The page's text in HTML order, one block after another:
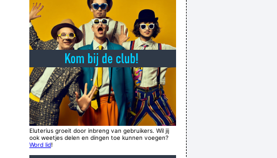
Less is more.
~ Rue Rapide
fans of the music that I make~ Gavin Rossdale
Eluterius groeit door inbreng van gebruikers. Wil jij
ook weetjes delen en dingen toe kunnen voegen?
Word lid!